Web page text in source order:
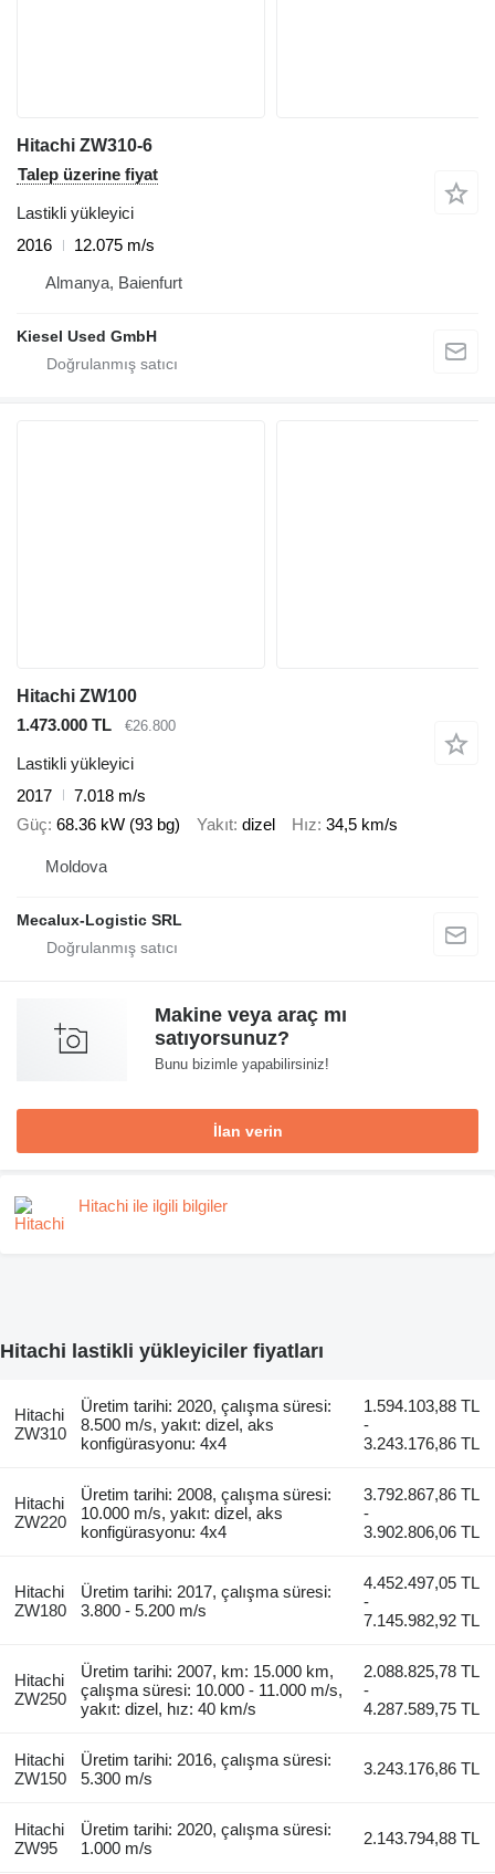
Hitachi ZW310-6
Talep üzerine fiyat
Lastikli yükleyici
2016
12.075 m/s
Almanya, Baienfurt
Kiesel Used GmbH
Hitachi ZW100
1.473.000 TL
€26.800
Lastikli yükleyici
2017
7.018 m/s
Güç 68.36 kW (93 bg) Yakıt dizel Hız 34,5 km/s
Moldova
Mecalux-Logistic SRL
Makine veya araç mı
satıyorsunuz?
Bunu bizimle yapabilirsiniz!
İlan verin
Hitachi ile ilgili bilgiler
Hitachi lastikli yükleyiciler fiyatları
Hitachi
ZW310
Üretim tarihi: 2020, çalışma süresi:
8.500 m/s, yakıt: dizel, aks
konfigürasyonu: 4x4
1.594.103,88 TL
-
3.243.176,86 TL
Hitachi
ZW220
Üretim tarihi: 2008, çalışma süresi:
10.000 m/s, yakıt: dizel, aks
konfigürasyonu: 4x4
3.792.867,86 TL
-
3.902.806,06 TL
Hitachi
ZW180
Üretim tarihi: 2017, çalışma süresi:
3.800 - 5.200 m/s
4.452.497,05 TL
-
7.145.982,92 TL
Hitachi
ZW250
Üretim tarihi: 2007, km: 15.000 km,
çalışma süresi: 10.000 - 11.000 m/s,
yakıt: dizel, hız: 40 km/s
2.088.825,78 TL
-
4.287.589,75 TL
Hitachi
ZW150
Üretim tarihi: 2016, çalışma süresi:
5.300 m/s
3.243.176,86 TL
Hitachi
ZW95
Üretim tarihi: 2020, çalışma süresi:
1.000 m/s
2.143.794,88 TL